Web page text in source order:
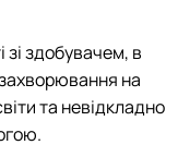
здобувачем, в
на
та невідкладно